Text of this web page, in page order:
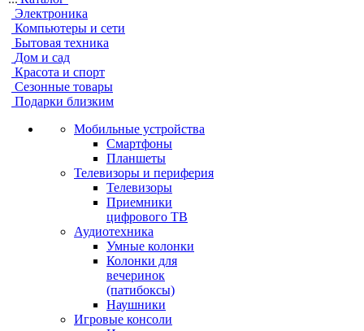
Электроника
Компьютеры и сети
Бытовая техника
Дом и сад
Красота и спорт
Сезонные товары
Подарки близким
Мобильные устройства
Смартфоны
Планшеты
Телевизоры и периферия
Телевизоры
Приемники
цифрового ТВ
Аудиотехника
Умные колонки
Колонки для
вечеринок
(патибоксы)
Наушники
Игровые консоли